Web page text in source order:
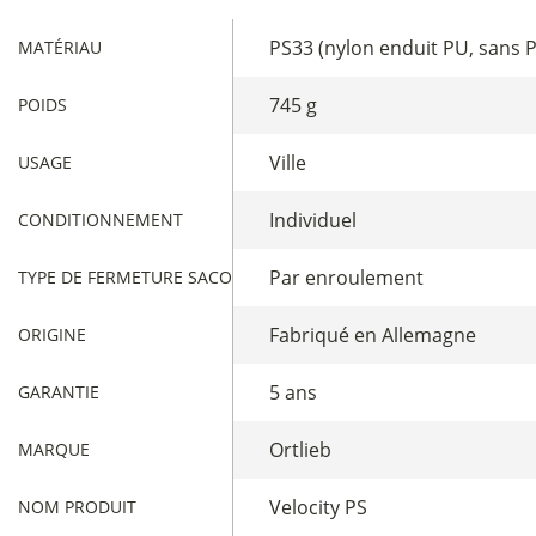
MATÉRIAU PS33 (nylon enduit PU, sans
POIDS 745 g
USAGE Ville
CONDITIONNEMENT Individuel
TYPE DE FERMETURE SACOCHESPar enroulement
ORIGINE Fabriqué en Allemagne
GARANTIE 5 ans
MARQUE Ortlieb
NOM PRODUIT Velocity PS